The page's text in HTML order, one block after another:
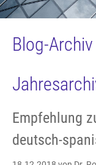
Blog-Archiv
Empfehlung
deutsch-